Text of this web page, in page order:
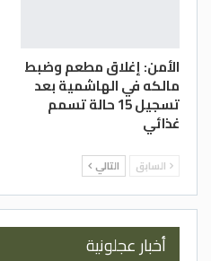
الأمن: إغلاق مطعم وضبط
مالكه في الهاشمية بعد
تسجيل 15 حالة تسمم
غذائي
السابق التالي
أخبار عجلونية